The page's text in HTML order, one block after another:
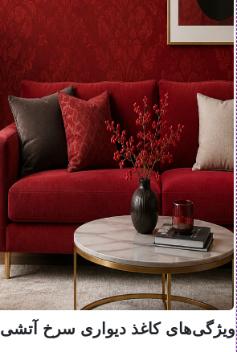
ویژگی‌های کاغذ دیواری سرخ آتشی